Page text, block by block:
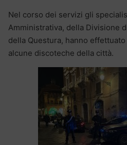
Nel corso dei servizi gli
Amministrativa, della Divisione
della Questura, hanno
alcune discoteche della città.